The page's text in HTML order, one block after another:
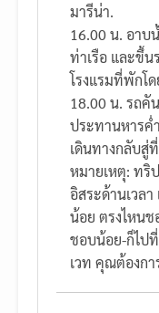
มารีน่า.
16.00 น. อาบ
ท่าเรือ และขึ้
โรงแรมที่พักโ
18.00 น. รถคั
ประทานหารค่ำ
เดินทางกลับสู่
หมายเหตุ: ทริ
อิสระด้านเวล
น้อย ตรงไหน
ชอบน้อย-ก็ไป
เวท คุณต้องกา